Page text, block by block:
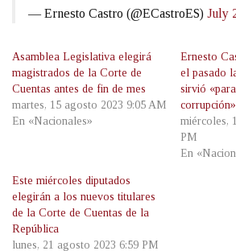
— Ernesto Castro (@ECastroES) July
Asamblea Legislativa elegirá
magistrados de la Corte de
Cuentas antes de fin de mes
martes, 15 agosto 2023 9:05 AM
En «Nacionales»
Ernesto
el pasado
sirvió
corrupción»
miércoles,
PM
En
Este miércoles diputados
elegirán a los nuevos titulares
de la Corte de Cuentas de la
República
lunes, 21 agosto 2023 6:59 PM